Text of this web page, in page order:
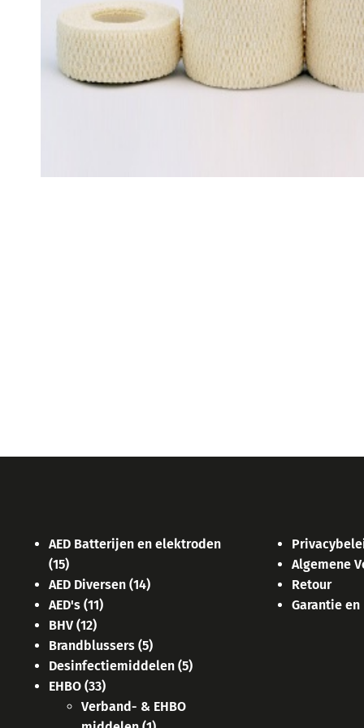
AED Batterijen en elektroden
(15)
AED Diversen (14)
AED's (11)
BHV (12)
Brandblussers (5)
Desinfectiemiddelen (5)
EHBO (33)
Verband- & EHBO
Algemene
Retour
Garantie